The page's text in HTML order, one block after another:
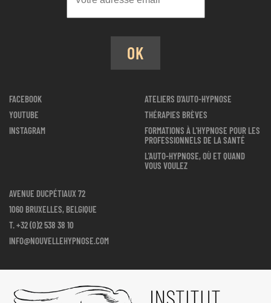
OK
FACEBOOK
YOUTUBE
INSTAGRAM
ATELIERS D'AUTO-HYPNOSE
THÉRAPIES BRÈVES
FORMATIONS À L'HYPNOSE POUR LES
PROFESSIONNELS DE LA SANTÉ
L'AUTO-HYPNOSE, OÙ ET QUAND
VOUS VOULEZ
AVENUE DUCPÉTIAUX 72
1060 BRUXELLES, BELGIQUE
T.+32 (0)2 538 38 10
INFO@NOUVELLEHYPNOSE.COM